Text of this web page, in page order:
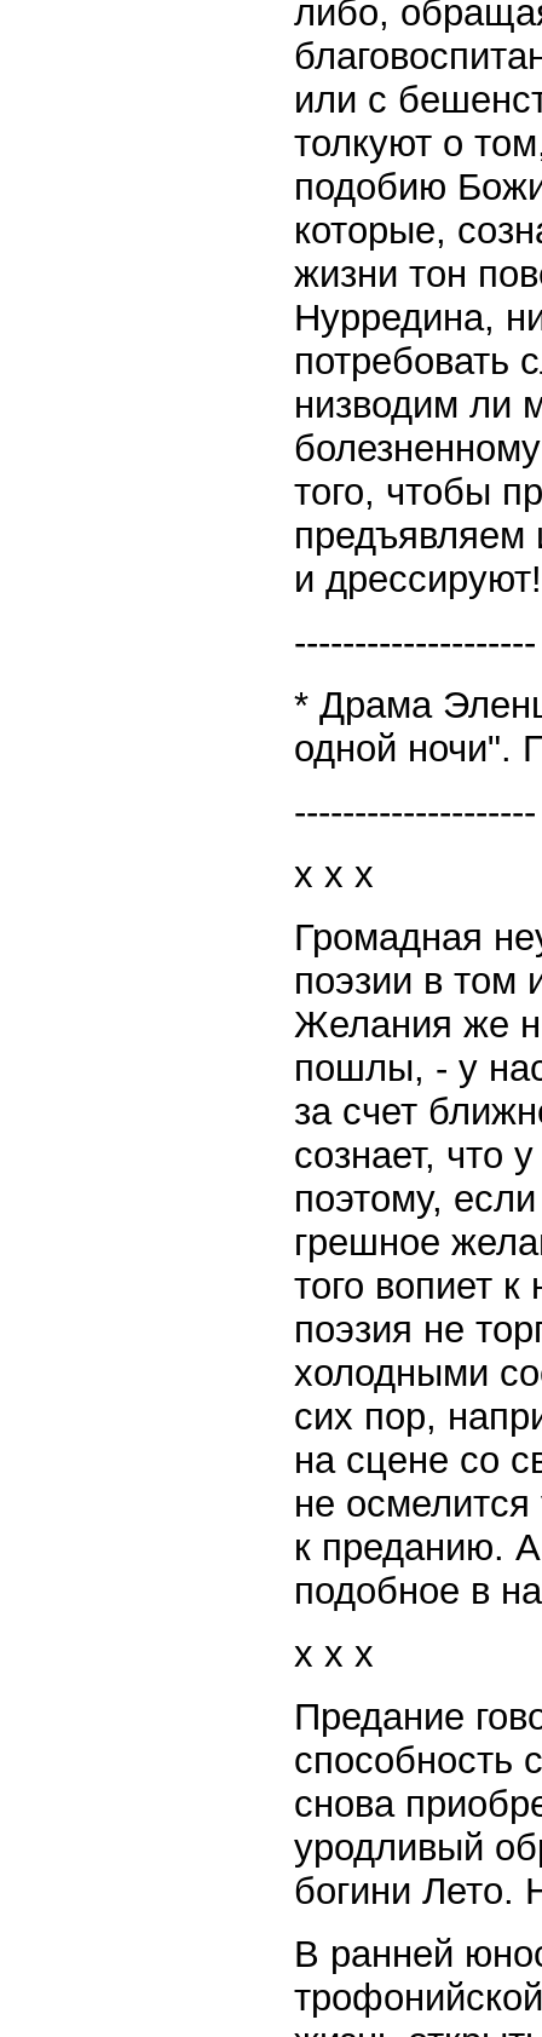
либо,
или с
толкуют о
подобию
которые,
жизни тон
Нурредина,
потребовать
низводим ли
того, чтобы
предъявляем
и дрессируют!
--------------------
* Драма
одной ночи".
--------------------
x x x
Громадная
поэзии в том
Желания же
пошлы, - у
за счет
сознает, что
поэтому,
грешное
того вопиет к
поэзия не
холодными
сих пор,
на сцене со
не
к преданию.
подобное в
x x x
Предание
способность
снова
уродливый
богини Лето.
В ранней